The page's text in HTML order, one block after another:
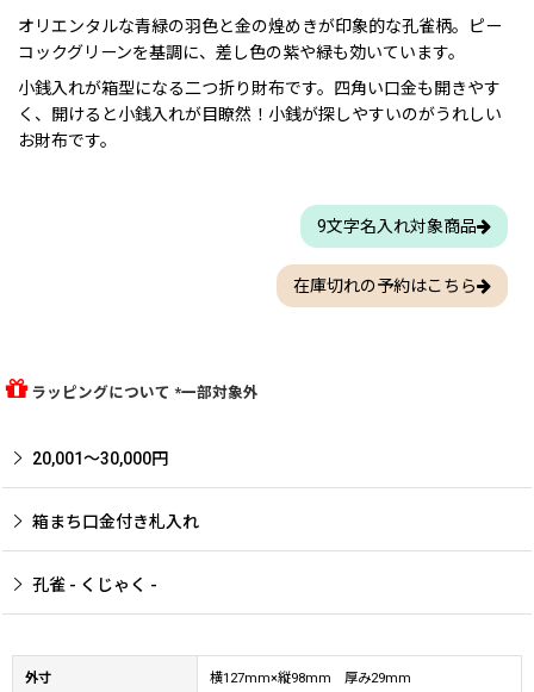
オリエンタルな青緑の羽色と金の煌めきが印象的な孔雀柄。ピー
コックグリーンを基調に、差し色の紫や緑も効いています。
小銭入れが箱型になる二つ折り財布です。四角い口金も開きやす
く、開けると小銭入れが目瞭然！小銭が探しやすいのがうれしい
お財布です。
9文字名入れ対象商品
在庫切れの予約はこちら
ラッピングについて *一部対象外
20,001〜30,000円
箱まち口金付き札入れ
孔雀 - くじゃく -
外寸 横127mm×縦98mm 厚み29mm